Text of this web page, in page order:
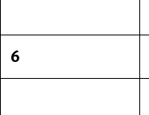
6